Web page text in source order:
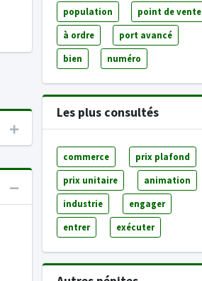
population point de vente
à ordre port avancé
bien numéro
Les plus consultés
commerce prix plafond
prix unitaire animation
industrie engager
entrer exécuter